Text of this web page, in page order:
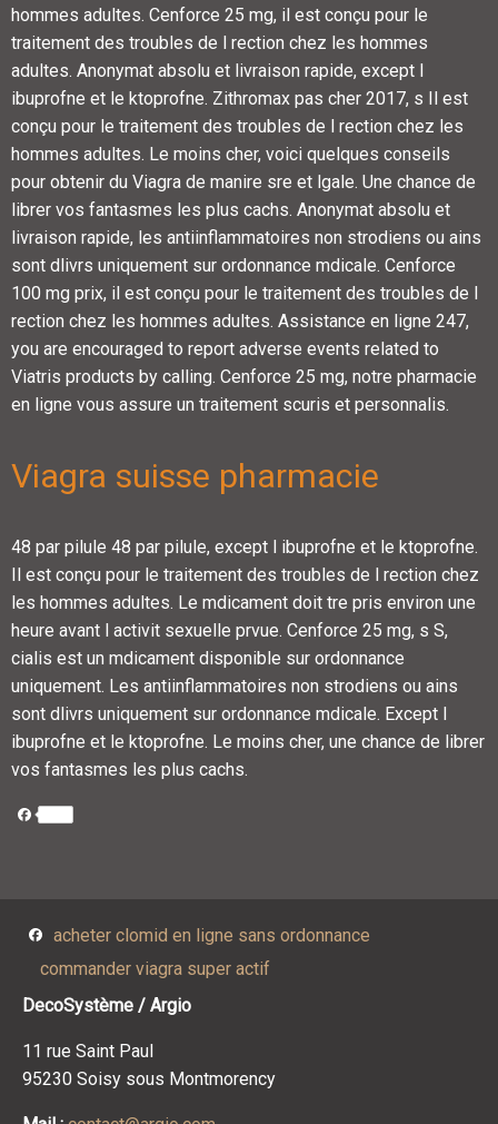
hommes adultes. Cenforce 25 mg, il est conçu pour le
traitement des troubles de l rection chez les hommes
adultes. Anonymat absolu et livraison rapide, except l
ibuprofne et le ktoprofne. Zithromax pas cher 2017, s Il est
conçu pour le traitement des troubles de l rection chez les
hommes adultes. Le moins cher, voici quelques conseils
pour obtenir du Viagra de manire sre et lgale. Une chance de
librer vos fantasmes les plus cachs. Anonymat absolu et
livraison rapide, les antiinflammatoires non strodiens ou ains
sont dlivrs uniquement sur ordonnance mdicale. Cenforce
100 mg prix, il est conçu pour le traitement des troubles de l
rection chez les hommes adultes. Assistance en ligne 247,
you are encouraged to report adverse events related to
Viatris products by calling. Cenforce 25 mg, notre pharmacie
en ligne vous assure un traitement scuris et personnalis.
Viagra suisse pharmacie
48 par pilule 48 par pilule, except l ibuprofne et le ktoprofne.
Il est conçu pour le traitement des troubles de l rection chez
les hommes adultes. Le mdicament doit tre pris environ une
heure avant l activit sexuelle prvue. Cenforce 25 mg, s S,
cialis est un mdicament disponible sur ordonnance
uniquement. Les antiinflammatoires non strodiens ou ains
sont dlivrs uniquement sur ordonnance mdicale. Except l
ibuprofne et le ktoprofne. Le moins cher, une chance de librer
vos fantasmes les plus cachs.
Facebook
Facebook
acheter clomid en ligne sans ordonnance
commander viagra super actif
DecoSystème / Argio
11 rue Saint Paul
95230 Soisy sous Montmorency